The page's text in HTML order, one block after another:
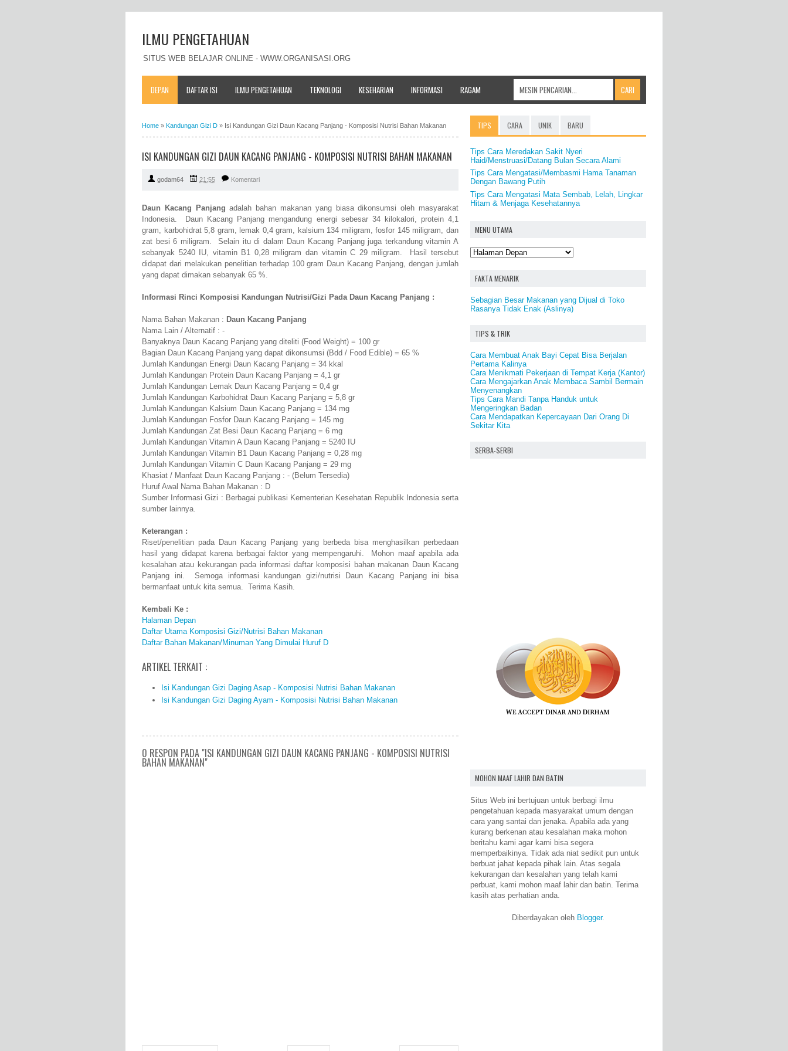
ILMU PENGETAHUAN
SITUS WEB BELAJAR ONLINE - WWW.ORGANISASI.ORG
DEPAN DAFTAR ISI ILMU PENGETAHUAN TEKNOLOGI KESEHARIAN INFORMASI RAGAM
Home » Kandungan Gizi D » Isi Kandungan Gizi Daun Kacang Panjang - Komposisi Nutrisi Bahan Makanan
ISI KANDUNGAN GIZI DAUN KACANG PANJANG - KOMPOSISI NUTRISI BAHAN MAKANAN
godam64 21:55 Komentari
Daun Kacang Panjang adalah bahan makanan yang biasa dikonsumsi oleh masyarakat
Indonesia. Daun Kacang Panjang mengandung energi sebesar 34 kilokalori, protein 4,1
gram, karbohidrat 5,8 gram, lemak 0,4 gram, kalsium 134 miligram, fosfor 145 miligram, dan
zat besi 6 miligram. Selain itu di dalam Daun Kacang Panjang juga terkandung vitamin A
sebanyak 5240 IU, vitamin B1 0,28 miligram dan vitamin C 29 miligram. Hasil tersebut
didapat dari melakukan penelitian terhadap 100 gram Daun Kacang Panjang, dengan jumlah
yang dapat dimakan sebanyak 65 %.
Informasi Rinci Komposisi Kandungan Nutrisi/Gizi Pada Daun Kacang Panjang :
Nama Bahan Makanan : Daun Kacang Panjang
Nama Lain / Alternatif : -
Banyaknya Daun Kacang Panjang yang diteliti (Food Weight) = 100 gr
Bagian Daun Kacang Panjang yang dapat dikonsumsi (Bdd / Food Edible) = 65 %
Jumlah Kandungan Energi Daun Kacang Panjang = 34 kkal
Jumlah Kandungan Protein Daun Kacang Panjang = 4,1 gr
Jumlah Kandungan Lemak Daun Kacang Panjang = 0,4 gr
Jumlah Kandungan Karbohidrat Daun Kacang Panjang = 5,8 gr
Jumlah Kandungan Kalsium Daun Kacang Panjang = 134 mg
Jumlah Kandungan Fosfor Daun Kacang Panjang = 145 mg
Jumlah Kandungan Zat Besi Daun Kacang Panjang = 6 mg
Jumlah Kandungan Vitamin A Daun Kacang Panjang = 5240 IU
Jumlah Kandungan Vitamin B1 Daun Kacang Panjang = 0,28 mg
Jumlah Kandungan Vitamin C Daun Kacang Panjang = 29 mg
Khasiat / Manfaat Daun Kacang Panjang : - (Belum Tersedia)
Huruf Awal Nama Bahan Makanan : D
Sumber Informasi Gizi : Berbagai publikasi Kementerian Kesehatan Republik Indonesia serta
sumber lainnya.
Keterangan :
Riset/penelitian pada Daun Kacang Panjang yang berbeda bisa menghasilkan perbedaan
hasil yang didapat karena berbagai faktor yang mempengaruhi. Mohon maaf apabila ada
kesalahan atau kekurangan pada informasi daftar komposisi bahan makanan Daun Kacang
Panjang ini. Semoga informasi kandungan gizi/nutrisi Daun Kacang Panjang ini bisa
bermanfaat untuk kita semua. Terima Kasih.
Kembali Ke :
Halaman Depan
Daftar Utama Komposisi Gizi/Nutrisi Bahan Makanan
Daftar Bahan Makanan/Minuman Yang Dimulai Huruf D
ARTIKEL TERKAIT :
Isi Kandungan Gizi Daging Asap - Komposisi Nutrisi Bahan Makanan
Isi Kandungan Gizi Daging Ayam - Komposisi Nutrisi Bahan Makanan
0 RESPON PADA "ISI KANDUNGAN GIZI DAUN KACANG PANJANG - KOMPOSISI NUTRISI
BAHAN MAKANAN"
TIPS CARA UNIK BARU
Tips Cara Meredakan Sakit Nyeri
Haid/Menstruasi/Datang Bulan Secara Alami
Tips Cara Mengatasi/Membasmi Hama Tanaman
Dengan Bawang Putih
Tips Cara Mengatasi Mata Sembab, Lelah, Lingkar
Hitam & Menjaga Kesehatannya
MENU UTAMA
FAKTA MENARIK
Sebagian Besar Makanan yang Dijual di Toko
Rasanya Tidak Enak (Aslinya)
TIPS & TRIK
Cara Membuat Anak Bayi Cepat Bisa Berjalan
Pertama Kalinya
Cara Menikmati Pekerjaan di Tempat Kerja (Kantor)
Cara Mengajarkan Anak Membaca Sambil Bermain
Menyenangkan
Tips Cara Mandi Tanpa Handuk untuk
Mengeringkan Badan
Cara Mendapatkan Kepercayaan Dari Orang Di
Sekitar Kita
SERBA-SERBI
MOHON MAAF LAHIR DAN BATIN
Situs Web ini bertujuan untuk berbagi ilmu
pengetahuan kepada masyarakat umum dengan
cara yang santai dan jenaka. Apabila ada yang
kurang berkenan atau kesalahan maka mohon
beritahu kami agar kami bisa segera
memperbaikinya. Tidak ada niat sedikit pun untuk
berbuat jahat kepada pihak lain. Atas segala
kekurangan dan kesalahan yang telah kami
perbuat, kami mohon maaf lahir dan batin. Terima
kasih atas perhatian anda.
Diberdayakan oleh Blogger.